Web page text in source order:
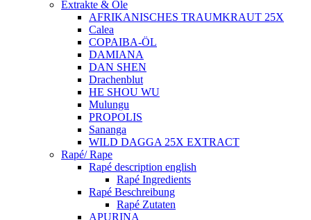
Extrakte & Öle
AFRIKANISCHES TRAUMKRAUT 25X
Calea
COPAIBA-ÖL
DAMIANA
DAN SHEN
Drachenblut
HE SHOU WU
Mulungu
PROPOLIS
Sananga
WILD DAGGA 25X EXTRACT
Rapé/ Rape
Rapé description english
Rapé Ingredients
Rapé Beschreibung
Rapé Zutaten
APURINA